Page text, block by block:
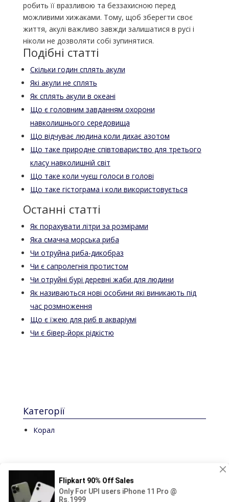
робить її вразливою та беззахисною перед
можливими хижаками. Тому, щоб зберегти своє
життя, акулі важливо завжди залишатися в русі і
ніколи не дозволяти собі зупинятися.
Подібні статті
Скільки годин сплять акули
Які акули не сплять
Як сплять акули в океані
Що є головним завданням охорони
навколишнього середовища
Що відчуває людина коли дихає азотом
Що таке природне співтовариство для третього
класу навколишній світ
Що таке коли чуєш голоси в голові
Що таке гістограма і коли використовується
Останні статті
Як порахувати літри за розмірами
Яка смачна морська риба
Чи отруйна риба-дикобраз
Чи є сапролегнія протистом
Чи отруйні бурі деревні жаби для людини
Як називаються нові особини які виникають під
час розмноження
Що є їжею для риб в акваріумі
Чи є бівер-йорк рідкістю
Категорії
Корал